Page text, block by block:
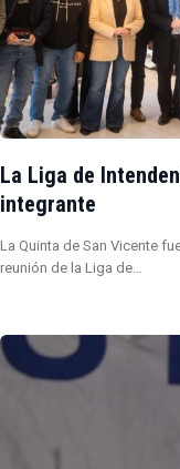
La Liga de
integrante
La Quinta de San Vicente
reunión de la Liga de…